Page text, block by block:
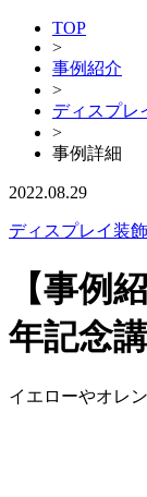
TOP
>
事例紹介
>
ディスプレ
>
事例詳細
2022.08.29
ディスプレイ装飾
【事例
年記念
イエローやオレ